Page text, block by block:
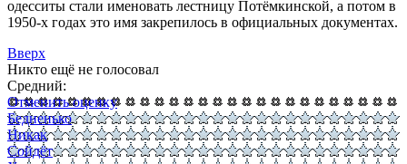
одесситы стали именовать лестницу Потёмкинской, а потом в
1950-х годах это имя закрепилось в официальных документах.
Вверх
Никто ещё не голосовал
Средний:
Отменить оценку
Бедненько
Никак
Сойдёт